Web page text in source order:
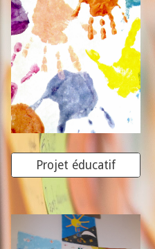
Projet éducatif